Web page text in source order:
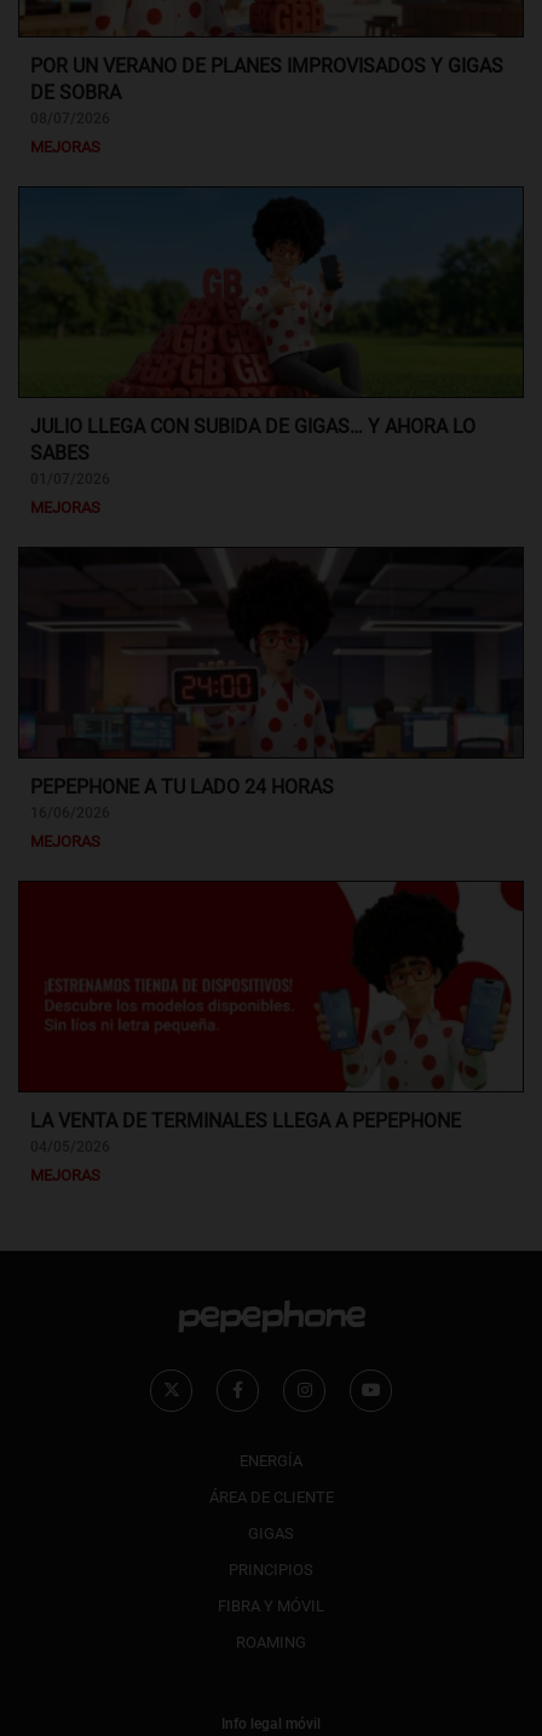
POR UN VERANO DE PLANES IMPROVISADOS Y GIGAS
DE SOBRA
MEJORAS
JULIO LLEGA CON SUBIDA DE GIGAS… Y AHORA LO
SABES
MEJORAS
PEPEPHONE A TU LADO 24 HORAS
MEJORAS
LA VENTA DE TERMINALES LLEGA A PEPEPHONE
MEJORAS
ENERGÍA
ÁREA DE CLIENTE
GIGAS
PRINCIPIOS
FIBRA Y MÓVIL
ROAMING
Info legal móvil